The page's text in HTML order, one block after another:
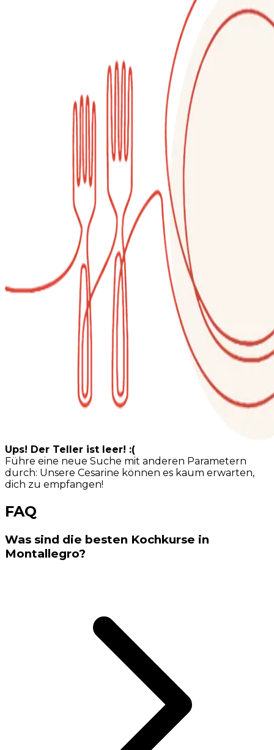
Ups! Der Teller ist leer! :(
Führe eine neue Suche mit anderen Parametern
durch: Unsere Cesarine können es kaum erwarten,
dich zu empfangen!
FAQ
Was sind die besten Kochkurse in
Montallegro?